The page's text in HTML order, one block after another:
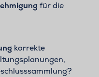
für die
korrekte